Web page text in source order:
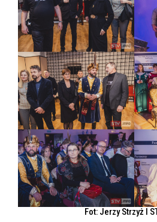
Fot: Jerzy Strzyż l